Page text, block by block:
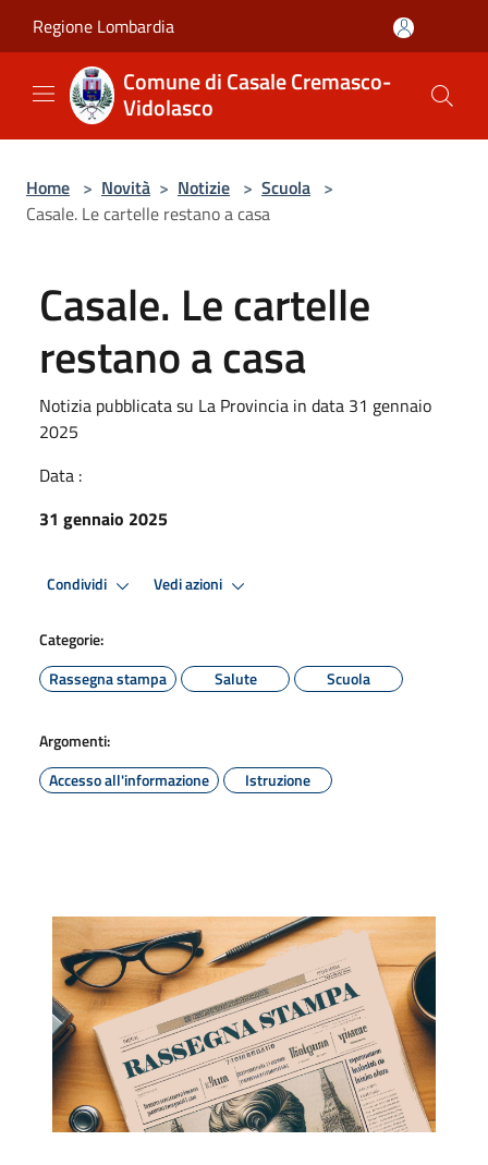
Regione Lombardia
Comune di Casale Cremasco-
Vidolasco
Home > Novità > Notizie > Scuola >
Casale. Le cartelle restano a casa
Casale. Le cartelle
restano a casa
Notizia pubblicata su La Provincia in data 31 gennaio
2025
Data :
31 gennaio 2025
Condividi Vedi azioni
Categorie:
Rassegna stampa
Salute Scuola
Argomenti:
Accesso all'informazione
Istruzione